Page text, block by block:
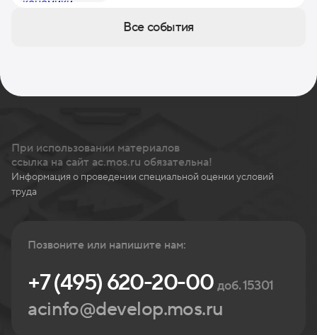
Все события
При использовании материалов
ссылка на сайт ac.mos.ru обязательна!
Информация о проведении специальной оценки условий
труда
Позвоните или напишите нам:
+7 (495) 620-20-00доб. 15301
acinfo@develop.mos.ru